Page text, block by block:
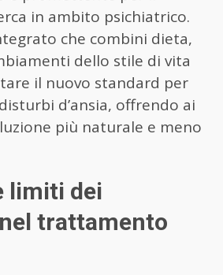
in ambito psichiatrico.
che combini dieta,
dello stile di vita
il nuovo standard per
d’ansia, offrendo ai
più naturale e meno
limiti dei
trattamento